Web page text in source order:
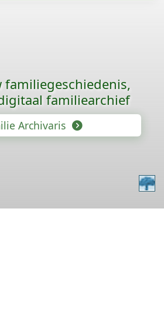
familie­geschiedenis,
familiearchief
Archivaris